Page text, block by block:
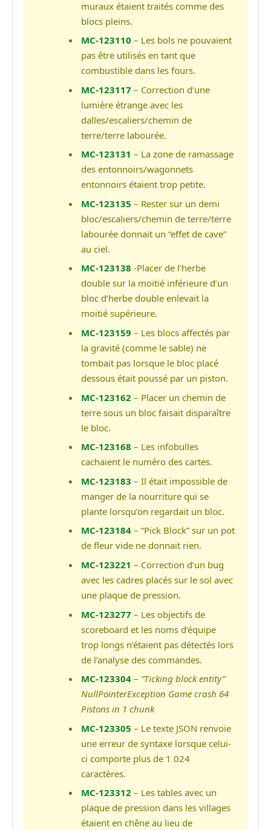
muraux étaient traités comme des
blocs pleins.
MC-123110 – Les bols ne pouvaient
pas être utilisés en tant que
combustible dans les fours.
MC-123117 – Correction d’une
lumière étrange avec les
dalles/escaliers/chemin de
terre/terre labourée.
MC-123131 – La zone de ramassage
des entonnoirs/wagonnets
entonnoirs étaient trop petite.
MC-123135 – Rester sur un demi
bloc/escaliers/chemin de terre/terre
labourée donnait un “effet de cave”
au ciel.
MC-123138 -Placer de l’herbe
double sur la moitié inférieure d’un
bloc d’herbe double enlevait la
moitié supérieure.
MC-123159 – Les blocs affectés par
la gravité (comme le sable) ne
tombait pas lorsque le bloc placé
dessous était poussé par un piston.
MC-123162 – Placer un chemin de
terre sous un bloc faisait disparaître
le bloc.
MC-123168 – Les infobulles
cachaient le numéro des cartes.
MC-123183 – Il était impossible de
manger de la nourriture qui se
plante lorsqu’on regardait un bloc.
MC-123184 – “Pick Block” sur un pot
de fleur vide ne donnait rien.
MC-123221 – Correction d’un bug
avec les cadres placés sur le sol avec
une plaque de pression.
MC-123277 – Les objectifs de
scoreboard et les noms d’équipe
trop longs n’étaient pas détectés lors
de l’analyse des commandes.
MC-123304 – “Ticking block entity”
NullPointerException Game crash 64
Pistons in 1 chunk
MC-123305 – Le texte JSON renvoie
une erreur de syntaxe lorsque celui-
ci comporte plus de 1 024
caractères.
MC-123312 – Les tables avec un
plaque de pression dans les villages
étaient en chêne au lieu de